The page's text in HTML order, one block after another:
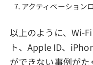
アクティベーション
以上のように、Wi-
ト、Apple ID、
ができない事例がた